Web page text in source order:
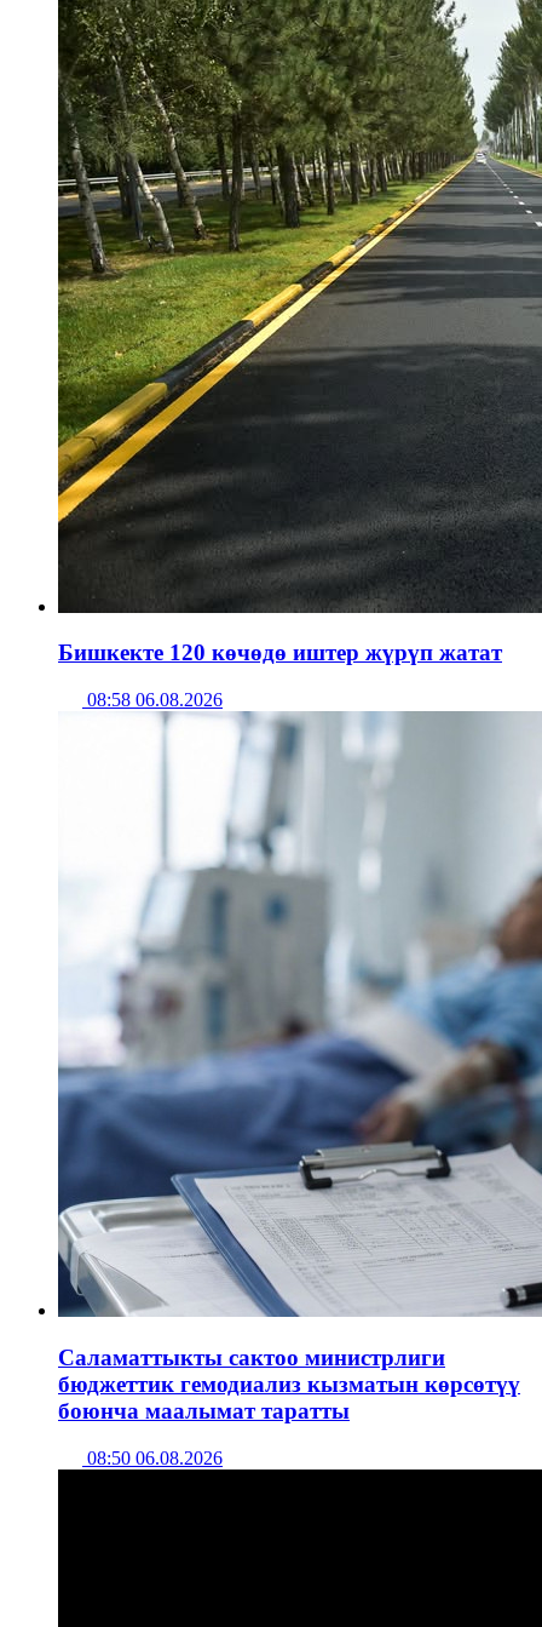
Бишкекте 120 көчөдө иштер жүрүп жатат
08:58 06.08.2026
Саламаттыкты сактоо министрлиги
бюджеттик гемодиализ кызматын көрсөтүү
боюнча маалымат таратты
08:50 06.08.2026